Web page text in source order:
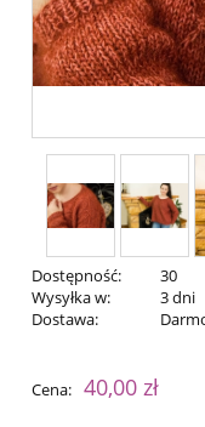
Dostępność:
30
Wysyłka w:
3 dni
Dostawa:
Cena nie zawiera
Cena: 40,00 zł